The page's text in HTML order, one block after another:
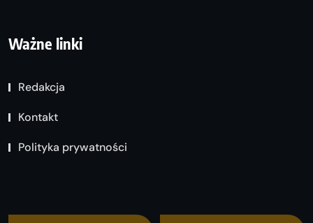
Ważne linki
Redakcja
Kontakt
Polityka prywatności